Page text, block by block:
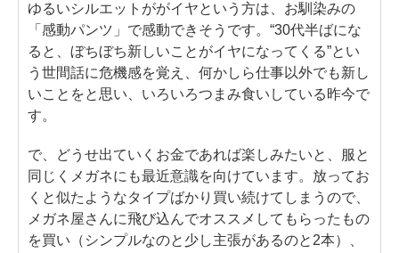
ゆるいシルエットががイヤという方は、お馴染みの
「感動パンツ」で感動できそうです。“30代半ばにな
ると、ぼちぼち新しいことがイヤになってくる”とい
う世間話に危機感を覚え、何かしら仕事以外でも新し
いことをと思い、いろいろつまみ食いしている昨今で
す。
で、どうせ出ていくお金であれば楽しみたいと、服と
同じくメガネにも最近意識を向けています。放ってお
くと似たようなタイプばかり買い続けてしまうので、
メガネ屋さんに飛び込んでオススメしてもらったもの
を買い（シンプルなのと少し主張があるのと2本）、